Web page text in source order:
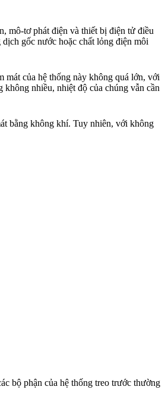
mô-tơ phát điện và thiết bị điện tử điều
gốc nước hoặc chất lỏng điện môi
của hệ thống này không quá lớn, với
nhiều, nhiệt độ của chúng vẫn cần
bằng không khí. Tuy nhiên, với không
bộ phận của hệ thống treo trước thường